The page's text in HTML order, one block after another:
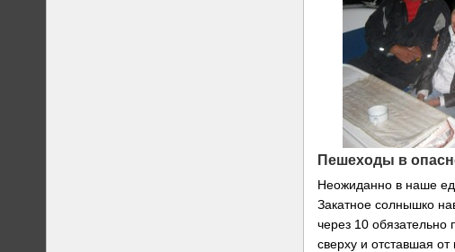
Пешеходы в
Неожиданно в наше
Закатное солнышко
через 10
сверху и отставшая